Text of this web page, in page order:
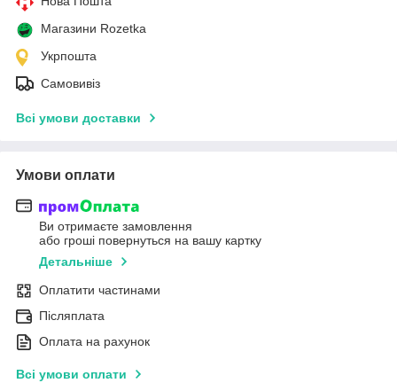
Магазини Rozetka
Укрпошта
Самовивіз
Всі умови доставки
Умови оплати
Ви отримаєте замовлення
або гроші повернуться на вашу картку
Детальніше
Оплатити частинами
Післяплата
Оплата на рахунок
Всі умови оплати